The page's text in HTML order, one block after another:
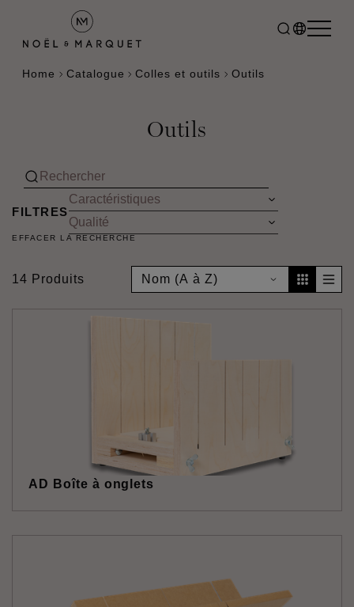
Home Catalogue Colles et outils Outils
Outils
FILTRES
EFFACER LA RECHERCHE
14 Produits
AD Boîte à onglets